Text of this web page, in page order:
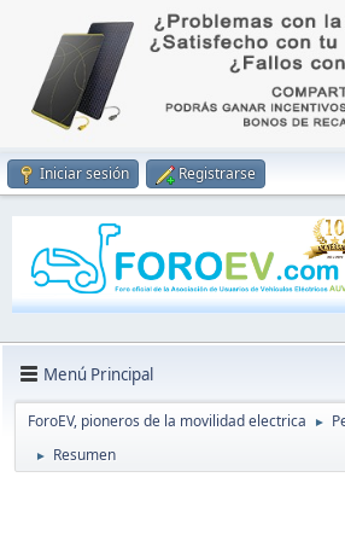
Iniciar sesión Registrarse
Menú Principal
ForoEV, pioneros de la movilidad electrica ►
► Resumen